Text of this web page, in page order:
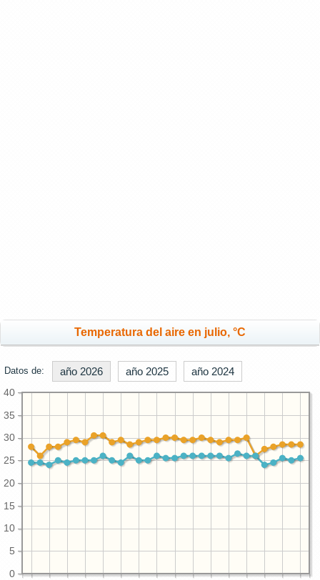
Temperatura del aire en julio, °C
Datos de: año 2026 año 2025 año 2024
0
5
10
15
20
25
30
35
40